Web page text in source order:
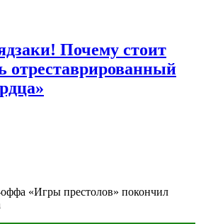
Почему стоит
отреставрированный
«Игры престолов» покончил